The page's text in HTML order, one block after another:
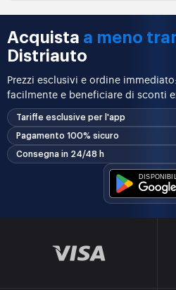
Acquista a meno
Distriauto
Prezzi esclusivi e ordine
facilmente e beneficiare di sconti
Tariffe esclusive per l'app
Pagamento 100% sicuro
Consegna in 24/48 h